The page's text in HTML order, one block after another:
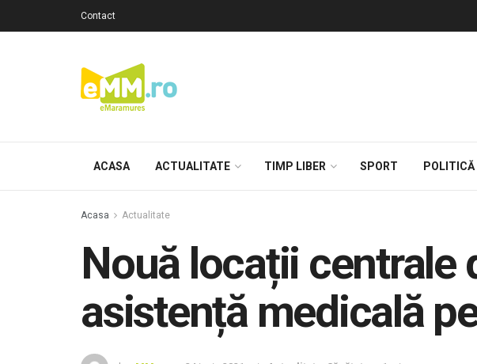
Contact
ACASA ACTUALITATE TIMP LIBER SPORT POLITICĂ
Acasa Actualitate
Nouă locații centrale
asistență medicală